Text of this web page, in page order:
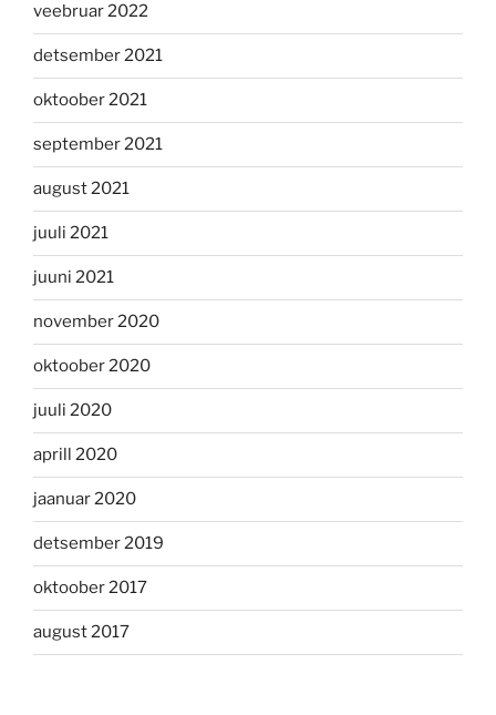
veebruar 2022
detsember 2021
oktoober 2021
september 2021
august 2021
juuli 2021
juuni 2021
november 2020
oktoober 2020
juuli 2020
aprill 2020
jaanuar 2020
detsember 2019
oktoober 2017
august 2017